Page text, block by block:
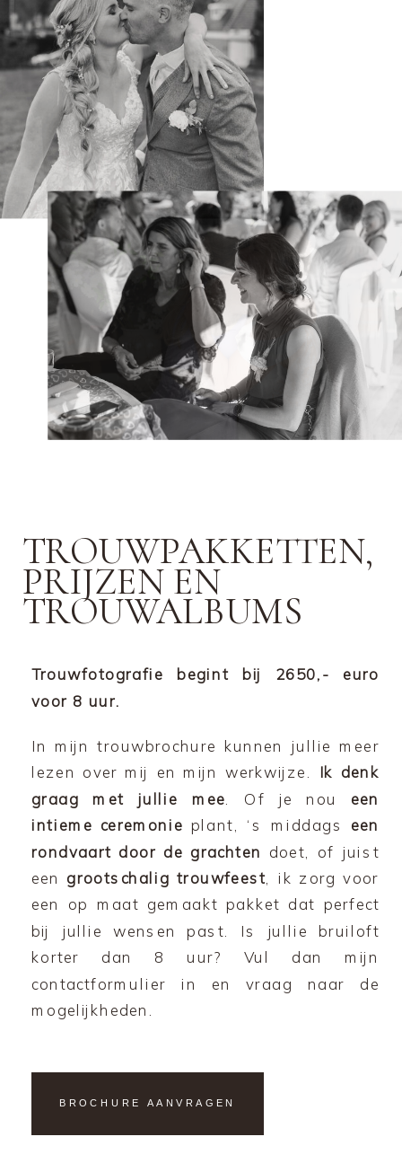
In mijn trouwbrochure kunnen jullie meer
lezen over mij en mijn werkwijze.
Ik denk
graag met jullie mee. Of je nou een
intieme ceremonie plant, ‘s middags een
rondvaart door de grachten doet, of juist
een grootschalig trouwfeest, ik zorg voor
een op maat gemaakt pakket dat perfect
bij jullie wensen past. Is jullie bruiloft
korter dan 8 uur? Vul dan mijn
contactformulier in en vraag naar de
mogelijkheden.
TROUWPAKKETTEN,
PRIJZEN EN
TROUWALBUMS
BROCHURE AANVRAGEN
Trouwfotografie begint bij 2650,- euro
voor 8 uur.